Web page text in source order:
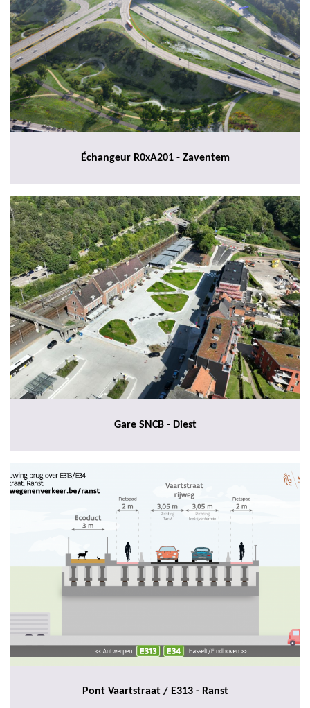
Échangeur R0xA201 - Zaventem
Gare SNCB - Diest
Pont Vaartstraat / E313 - Ranst